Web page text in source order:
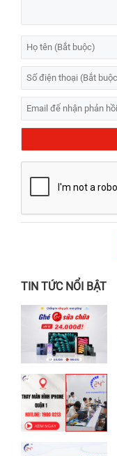
TIN TỨC NỔI BẬT